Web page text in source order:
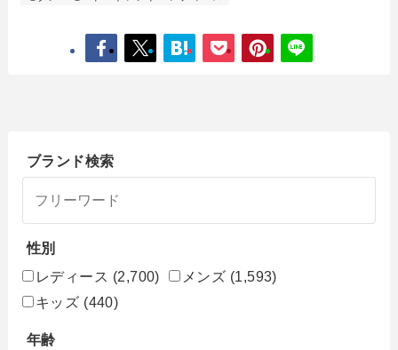
ブランド検索
性別
レディース (2,700) メンズ (1,593)
キッズ (440)
年齢